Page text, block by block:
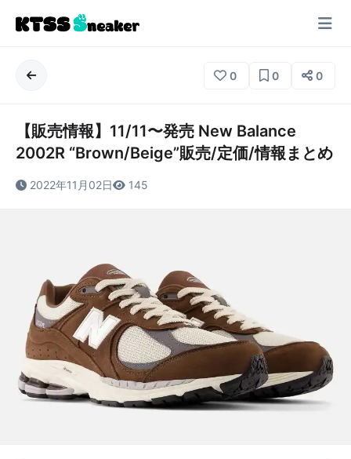
0 0 0
【販売情報】11/11〜発売 New Balance
2002R “Brown/Beige”販売/定価/情報まとめ
2022年11月02日 145